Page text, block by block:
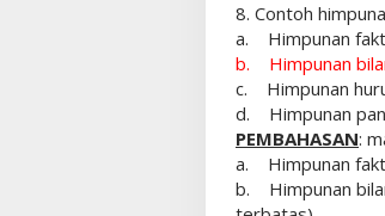
8. Contoh
a. Himpunan
b. Himpunan
c. Himpunan
d. Himpunan
PEMBAHASAN:
a. Himpunan
b. Himpunan